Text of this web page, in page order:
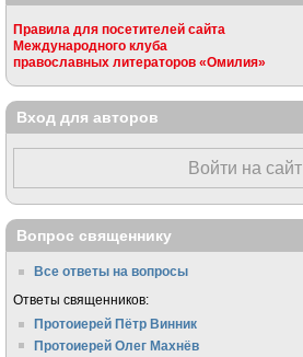
Правила для посетителей сайта
Международного клуба
православных литераторов «Омилия»
Вход для авторов
Войти на сайт
Вопрос священнику
Все ответы на вопросы
Ответы священников:
Протоиерей Пётр Винник
Протоиерей Олег Махнёв